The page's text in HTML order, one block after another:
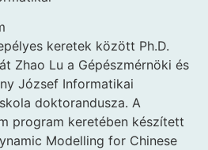
keretek között Ph.D.
Zhao Lu a Gépészmérnöki és
József Informatikai
doktorandusza. A
program keretében készített
Modelling for Chinese